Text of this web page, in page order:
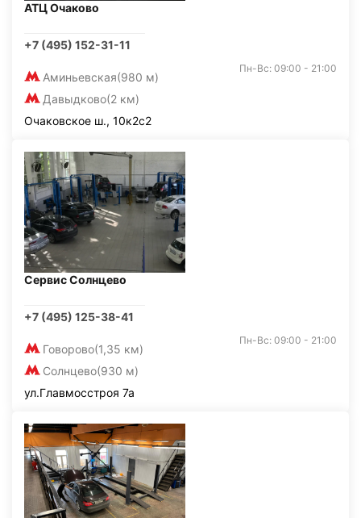
АТЦ Очаково
+7 (495) 152-31-11
Аминьевская(980 м)
Давыдково(2 км)
Пн-Вс: 09:00 - 21:00
Очаковское ш., 10к2с2
Сервис Солнцево
+7 (495) 125-38-41
Говорово(1,35 км)
Солнцево(930 м)
Пн-Вс: 09:00 - 21:00
ул.Главмосстроя 7а